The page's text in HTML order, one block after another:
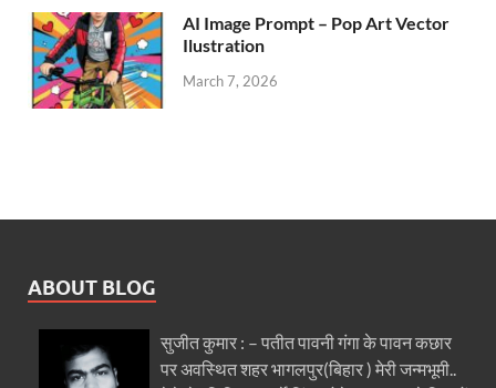
AI Image Prompt – Pop Art Vector
Ilustration
March 7, 2026
ABOUT BLOG
सुजीत कुमार : – पतीत पावनी गंगा के पावन कछार
पर अवस्थित शहर भागलपुर(बिहार ) मेरी जन्मभूमी..